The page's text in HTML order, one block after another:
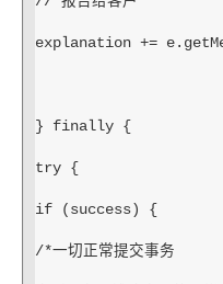
explanation +=
} finally {
try {
if (success) {
/*一切正常提交事务